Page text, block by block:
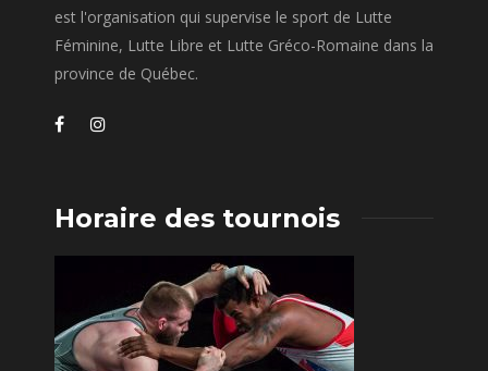
est l'organisation qui supervise le sport de Lutte
Féminine, Lutte Libre et Lutte Gréco-Romaine dans la
province de Québec.
Horaire des tournois